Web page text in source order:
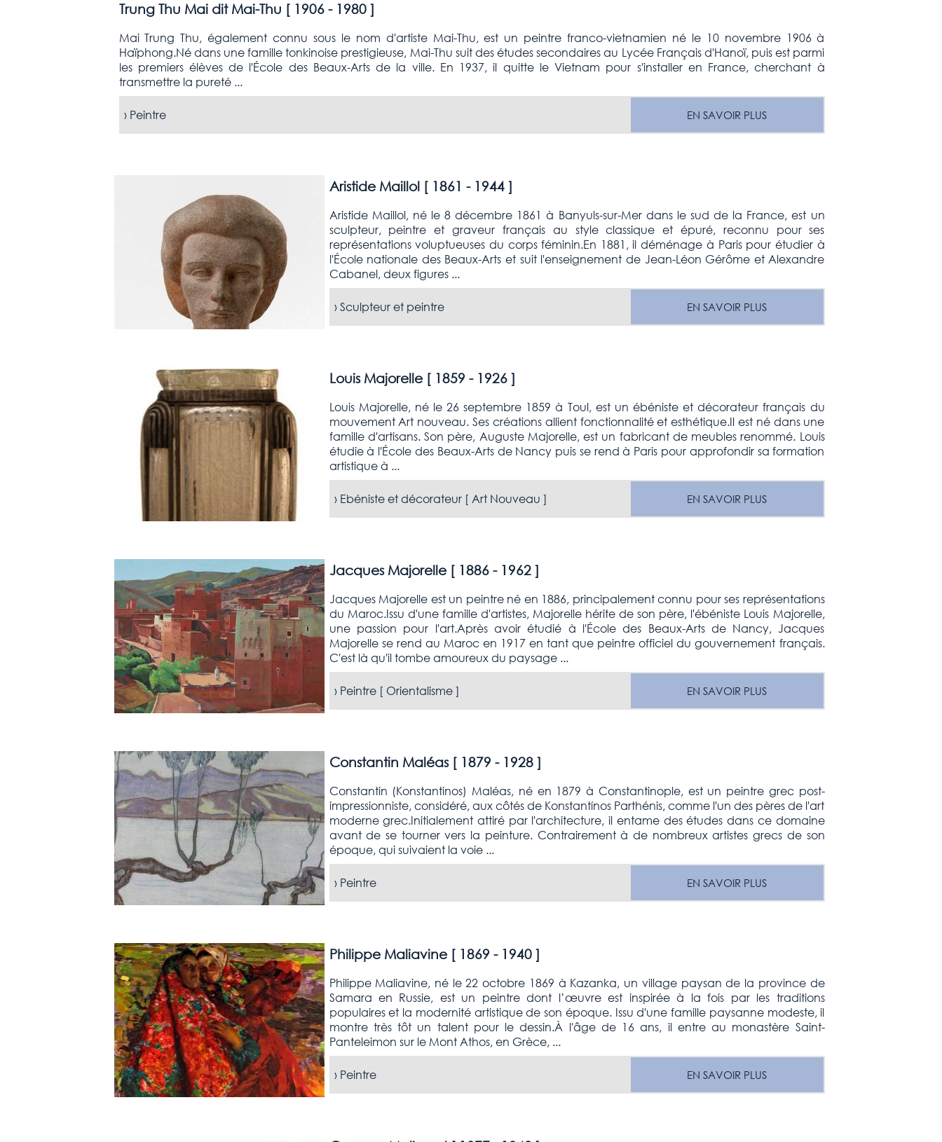
Trung Thu Mai dit Mai-Thu [ 1906 - 1980]
Mai Trung Thu, également connu sous le nom d'artiste Mai-Thu, est un peintre franco-vietnamien né le 10 novembre 1906 à
Haïphong.Né dans une famille tonkinoise prestigieuse, Mai-Thu suit des études secondaires au Lycée Français d'Hanoï, puis est parmi
les premiers élèves de l'École des Beaux-Arts de la ville. En 1937, il quitte le Vietnam pour s'installer en France, cherchant à
transmettre la pureté ...
› Peintre EN SAVOIR PLUS
Aristide Maillol [ 1861 - 1944]
Aristide Maillol, né le 8 décembre 1861 à Banyuls-sur-Mer dans le sud de la France, est un
sculpteur, peintre et graveur français au style classique et épuré, reconnu pour ses
représentations voluptueuses du corps féminin.En 1881, il déménage à Paris pour étudier à
l'École nationale des Beaux-Arts et suit l'enseignement de Jean-Léon Gérôme et Alexandre
Cabanel, deux figures ...
›Sculpteur et peintre EN SAVOIR PLUS
Louis Majorelle [ 1859 - 1926]
Louis Majorelle, né le 26 septembre 1859 à Toul, est un ébéniste et décorateur français du
mouvement Art nouveau. Ses créations allient fonctionnalité et esthétique.Il est né dans une
famille d'artisans. Son père, Auguste Majorelle, est un fabricant de meubles renommé. Louis
étudie à l'École des Beaux-Arts de Nancy puis se rend à Paris pour approfondir sa formation
artistique à ...
› Ebéniste et décorateur [ Art Nouveau ] EN SAVOIR PLUS
Jacques Majorelle [ 1886 - 1962]
Jacques Majorelle est un peintre né en 1886, principalement connu pour ses représentations
du Maroc.Issu d'une famille d'artistes, Majorelle hérite de son père, l'ébéniste Louis Majorelle,
une passion pour l'art.Après avoir étudié à l'École des Beaux-Arts de Nancy, Jacques
Majorelle se rend au Maroc en 1917 en tant que peintre officiel du gouvernement français.
C'est là qu'il tombe amoureux du paysage ...
› Peintre [ Orientalisme] EN SAVOIR PLUS
Constantin Maléas [ 1879 - 1928]
Constantin (Konstantinos) Maléas, né en 1879 à Constantinople, est un peintre grec post-
impressionniste, considéré, aux côtés de Konstantínos Parthénis, comme l'un des pères de l'art
moderne grec.Initialement attiré par l'architecture, il entame des études dans ce domaine
avant de se tourner vers la peinture. Contrairement à de nombreux artistes grecs de son
époque, qui suivaient la voie ...
› Peintre EN SAVOIR PLUS
Philippe Maliavine [ 1869 - 1940]
Philippe Maliavine, né le 22 octobre 1869 à Kazanka, un village paysan de la province de
Samara en Russie, est un peintre dont l’œuvre est inspirée à la fois par les traditions
populaires et la modernité artistique de son époque. Issu d'une famille paysanne modeste, il
montre très tôt un talent pour le dessin.À l'âge de 16 ans, il entre au monastère Saint-
Panteleimon sur le Mont Athos, en Grèce, ...
› Peintre EN SAVOIR PLUS